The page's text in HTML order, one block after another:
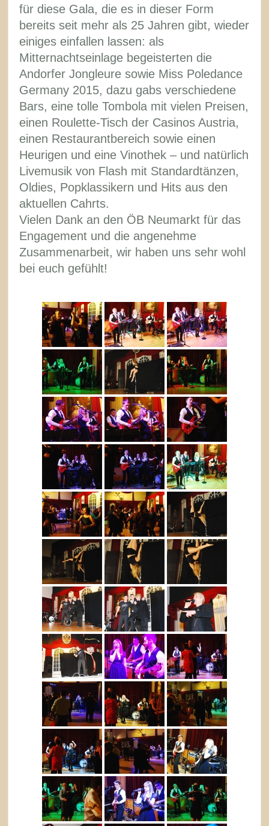
für diese Gala, die es in dieser Form
bereits seit mehr als 25 Jahren gibt, wieder
einiges einfallen lassen: als
Mitternachtseinlage begeisterten die
Andorfer Jongleure sowie Miss Poledance
Germany 2015, dazu gabs verschiedene
Bars, eine tolle Tombola mit vielen Preisen,
einen Roulette-Tisch der Casinos Austria,
einen Restaurantbereich sowie einen
Heurigen und eine Vinothek – und natürlich
Livemusik von Flash mit Standardtänzen,
Oldies, Popklassikern und Hits aus den
aktuellen Cahrts.
Vielen Dank an den ÖB Neumarkt für das
Engagement und die angenehme
Zusammenarbeit, wir haben uns sehr wohl
bei euch gefühlt!